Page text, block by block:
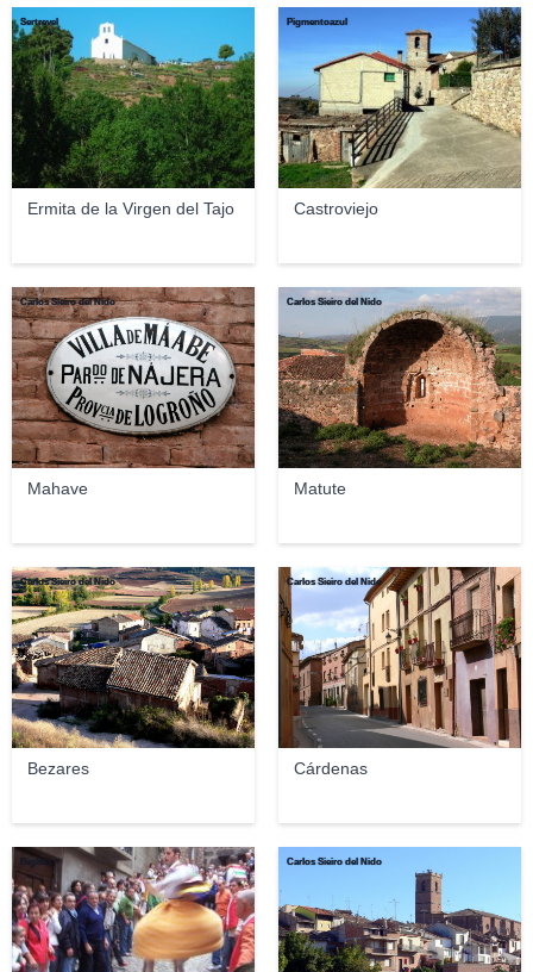
Ermita de la Virgen del Tajo
Sertrevel
Castroviejo
Pigmentoazul
Mahave
Carlos Sieiro del Nido
Matute
Carlos Sieiro del Nido
Bezares
Carlos Sieiro del Nido
Cárdenas
Carlos Sieiro del Nido
BigSus Carlos Sieiro del Nido